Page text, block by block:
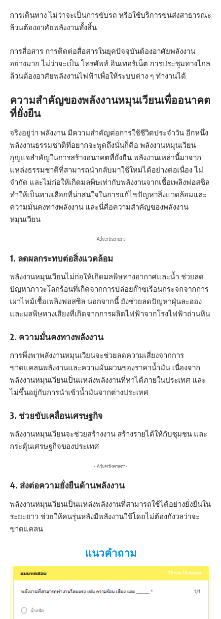
การเดินทาง ไม่ว่าจะเป็นการขับรถ หรือใช้บริการขนส่งสาธารณะ
ล้วนต้องอาศัยพลังงานทั้งสิ้น
การสื่อสาร การติดต่อสื่อสารในยุคปัจจุบันต้องอาศัยพลังงาน
อย่างมาก ไม่ว่าจะเป็น โทรศัพท์ อินเทอร์เน็ต การประชุมทางไกล
ล้วนต้องอาศัยพลังงานไฟฟ้าเพื่อให้ระบบต่าง ๆ ทำงานได้
ความสำคัญของพลังงานหมุนเวียนเพื่ออนาคต
ที่ยั่งยืน
จริงอยู่ว่า พลังงาน มีความสำคัญต่อการใช้ชีวิตประจำวัน อีกหนึ่ง
พลังงานธรรมชาติที่อยากจะพูดถึงนั่นก็คือ พลังงานหมุนเวียน
กุญแจสำคัญในการสร้างอนาคตที่ยั่งยืน พลังงานเหล่านี้มาจาก
แหล่งธรรมชาติที่สามารถนำกลับมาใช้ใหม่ได้อย่างต่อเนื่อง ไม่
จำกัด และไม่ก่อให้เกิดมลพิษเท่ากับพลังงานจากเชื้อเพลิงฟอสซิล
ทำให้เป็นทางเลือกที่น่าสนใจในการแก้ไขปัญหาสิ่งแวดล้อมและ
ความมั่นคงทางพลังงาน และนี่คือความสำคัญของพลังงาน
หมุนเวียน
- Advertisement -
1. ลดผลกระทบต่อสิ่งแวดล้อม
พลังงานหมุนเวียนไม่ก่อให้เกิดมลพิษทางอากาศและน้ำ ช่วยลด
ปัญหาภาวะโลกร้อนที่เกิดจากการปล่อยก๊าซเรือนกระจกจากการ
เผาไหม้เชื้อเพลิงฟอสซิล นอกจากนี้ ยังช่วยลดปัญหาฝุ่นละออง
และมลพิษทางเสียงที่เกิดจากการผลิตไฟฟ้าจากโรงไฟฟ้าถ่านหิน
2. ความมั่นคงทางพลังงาน
การพึ่งพาพลังงานหมุนเวียนจะช่วยลดความเสี่ยงจากการ
ขาดแคลนพลังงานและความผันผวนของราคาน้ำมัน เนื่องจาก
พลังงานหมุนเวียนเป็นแหล่งพลังงานที่หาได้ภายในประเทศ และ
ไม่ขึ้นอยู่กับการนำเข้าน้ำมันจากต่างประเทศ
3. ช่วยขับเคลื่อนเศรษฐกิจ
พลังงานหมุนเวียนจะช่วยสร้างงาน สร้างรายได้ให้กับชุมชน และ
กระตุ้นเศรษฐกิจของประเทศ
- Advertisement -
4. ส่งต่อความยั่งยืนด้านพลังงาน
พลังงานหมุนเวียนเป็นแหล่งพลังงานที่สามารถใช้ได้อย่างยั่งยืนใน
ระยะยาว ช่วยให้คนรุ่นหลังมีพลังงานใช้โดยไม่ต้องกังวลว่าจะ
ขาดแคลน
แนวคำถาม